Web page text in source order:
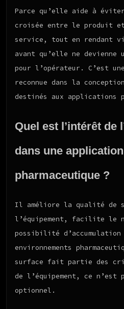
Parce qu’elle aide à
croisée entre le produit
service, tout en rendant
avant qu’elle ne devienne
pour l’opérateur. C’est
reconnue dans la
destinés aux applications
Quel est l’intérêt de
dans une application
pharmaceutique ?
Il améliore la qualité de
l’équipement, facilite le
possibilité
environnements
surface fait partie des
de l’équipement, ce n’est
optionnel.